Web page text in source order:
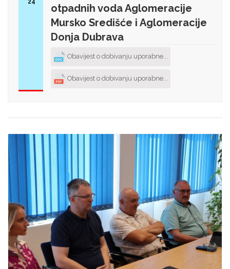
'24
otpadnih voda Aglomeracije
Mursko Središće i Aglomeracije
Donja Dubrava
Obavijest o dobivanju uporabne...
Obavijest o dobivanju uporabne...